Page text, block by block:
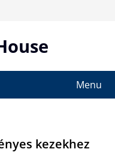
Menu
kezekhez